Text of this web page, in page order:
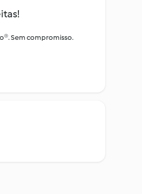
Sem compromisso.